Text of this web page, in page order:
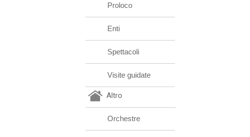
Proloco
Enti
Spettacoli
Visite guidate
Altro
Orchestre